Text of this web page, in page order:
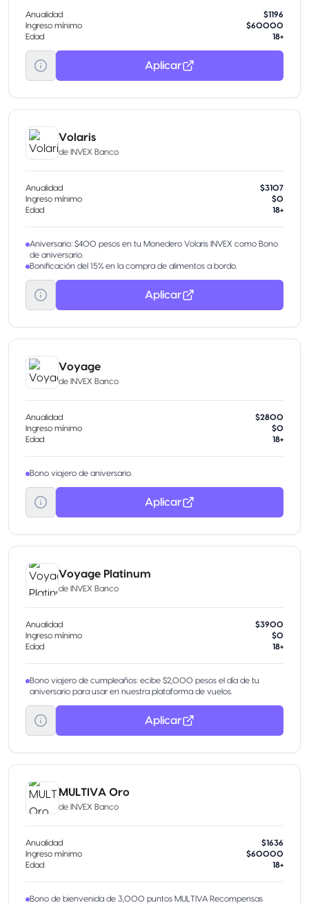
Anualidad
$1196
Ingreso mínimo
$60000
Edad
18+
Aplicar
Volaris
de INVEX Banco
Anualidad
$3107
Ingreso mínimo
$0
Edad
18+
Aniversario: $400 pesos en tu Monedero Volaris INVEX como Bono
de aniversario.
Bonificación del 15% en la compra de alimentos a bordo.
Aplicar
Voyage
de INVEX Banco
Anualidad
$2800
Ingreso mínimo
$0
Edad
18+
Bono viajero de aniversario.
Aplicar
Voyage Platinum
de INVEX Banco
Anualidad
$3900
Ingreso mínimo
$0
Edad
18+
Bono viajero de cumpleaños: ecibe $2,000 pesos el día de tu
aniversario para usar en nuestra plataforma de vuelos.
Aplicar
MULTIVA Oro
de INVEX Banco
Anualidad
$1636
Ingreso mínimo
$60000
Edad
18+
Bono de bienvenida de 3,000 puntos MULTIVA Recompensas